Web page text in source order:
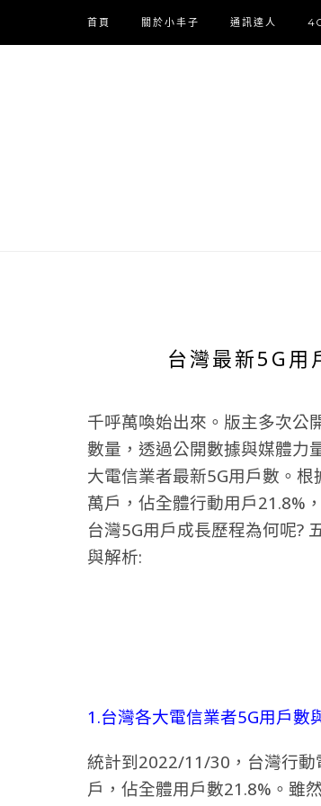
首頁 關於小丰子 通訊達人
台灣最新5G
千呼萬喚始出來。版主多次公
數量，透過公開數據與媒體力
大電信業者最新5G用戶數。根
萬戶，佔全體行動用戶21.8%
台灣5G用戶成長歷程為何呢?
與解析:
1.台灣各大電信業者5G用戶數
統計到2022/11/30，台灣行動
戶，佔全體用戶數21.8%。雖